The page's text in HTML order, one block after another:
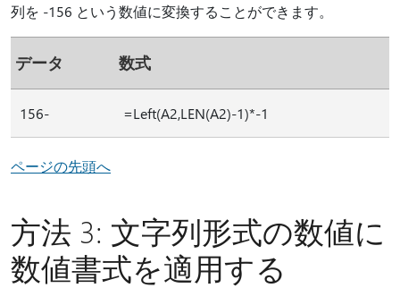
列を -156 という数値に変換することができます。
データ 数式
156- =Left(A2,LEN(A2)-1)*-1
ページの先頭へ
方法 3: 文字列形式の数値に
数値書式を適用する